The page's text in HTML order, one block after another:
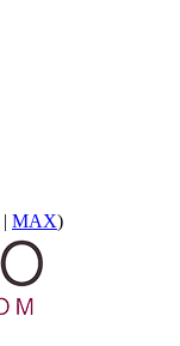
| MAX)